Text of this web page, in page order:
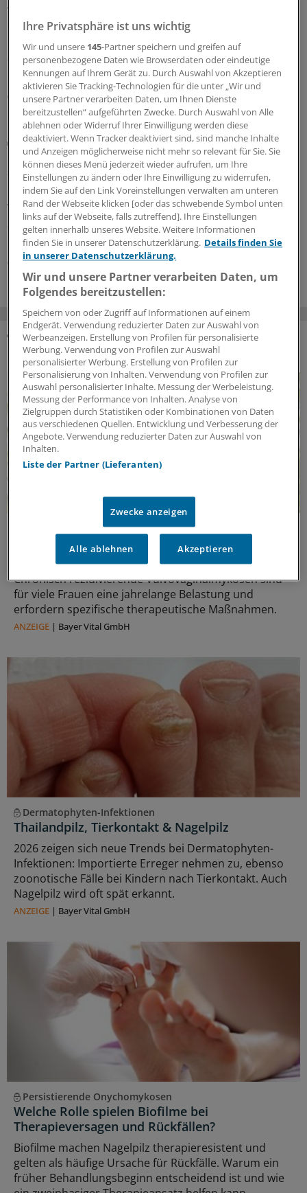
Trockene Augen können ein Hinweis auf eine
entstehende Autoimmunerkrankung sein – etwa
rheumatoide Arthritis oder Sjögren-Syndrom. In einer
Studie aus Taiwan gingen die Augenbeschwerden der
Diagnose im Schnitt drei Jahre voraus.
06.08.2026
Aktuelle Studie
Geschlechtersensible Versorgung: Warum sie
auch in der orthopädischen Reha wichtiger wird
Geschlechtersensibler Blick gefragt:
Wechseljahresbeschwerden prägen nach einer aktuellen
Studie den Reha-Bedarf vieler Patientinnen stärker, als
bislang angenommen wird.
06.08.2026
DAS KÖNNTE SIE AUCH INTERESSIEREN
Lebensqualität zurückgewinnen
Chronisch rezidivierende Vulvovaginalmykosen
Juckreiz, Brennen, Ausfluss – und das immer wieder.
Chronisch rezidivierende Vulvovaginalmykosen sind
für viele Frauen eine jahrelange Belastung und
erfordern spezifische therapeutische Maßnahmen.
ANZEIGE | Bayer Vital GmbH
Dermatophyten-Infektionen
Thailandpilz, Tierkontakt & Nagelpilz
2026 zeigen sich neue Trends bei Dermatophyten-
Infektionen: Importierte Erreger nehmen zu, ebenso
zoonotische Fälle bei Kindern nach Tierkontakt. Auch
Nagelpilz wird oft spät erkannt.
ANZEIGE | Bayer Vital GmbH
Persistierende Onychomykosen
Welche Rolle spielen Biofilme bei
Therapieversagen und Rückfällen?
Biofilme machen Nagelpilz therapieresistent und
gelten als häufige Ursache für Rückfälle. Warum ein
früher Behandlungsbeginn entscheidend ist und wie
Ihre Privatsphäre ist uns wichtig
Wir und unsere 145-Partner speichern und greifen auf
personenbezogene Daten wie Browserdaten oder eindeutige
Kennungen auf Ihrem Gerät zu. Durch Auswahl von Akzeptieren
aktivieren Sie Tracking-Technologien für die unter „Wir und
unsere Partner verarbeiten Daten, um Ihnen Dienste
bereitzustellen“ aufgeführten Zwecke. Durch Auswahl von Alle
ablehnen oder Widerruf Ihrer Einwilligung werden diese
deaktiviert. Wenn Tracker deaktiviert sind, sind manche Inhalte
und Anzeigen möglicherweise nicht mehr so relevant für Sie. Sie
können dieses Menü jederzeit wieder aufrufen, um Ihre
Einstellungen zu ändern oder Ihre Einwilligung zu widerrufen,
indem Sie auf den Link Voreinstellungen verwalten am unteren
Rand der Webseite klicken [oder das schwebende Symbol unten
links auf der Webseite, falls zutreffend]. Ihre Einstellungen
gelten innerhalb unseres Website. Weitere Informationen
finden Sie in unserer Datenschutzerklärung. Details finden Sie
in unserer Datenschutzerklärung.
Wir und unsere Partner verarbeiten Daten, um
Folgendes bereitzustellen:
Speichern von oder Zugriff auf Informationen auf einem
Endgerät. Verwendung reduzierter Daten zur Auswahl von
Werbeanzeigen. Erstellung von Profilen für personalisierte
Werbung. Verwendung von Profilen zur Auswahl
personalisierter Werbung. Erstellung von Profilen zur
Personalisierung von Inhalten. Verwendung von Profilen zur
Auswahl personalisierter Inhalte. Messung der Werbeleistung.
Messung der Performance von Inhalten. Analyse von
Zielgruppen durch Statistiken oder Kombinationen von Daten
aus verschiedenen Quellen. Entwicklung und Verbesserung der
Angebote. Verwendung reduzierter Daten zur Auswahl von
Inhalten.
Liste der Partner (Lieferanten)
Zwecke anzeigen
Alle ablehnen Akzeptieren